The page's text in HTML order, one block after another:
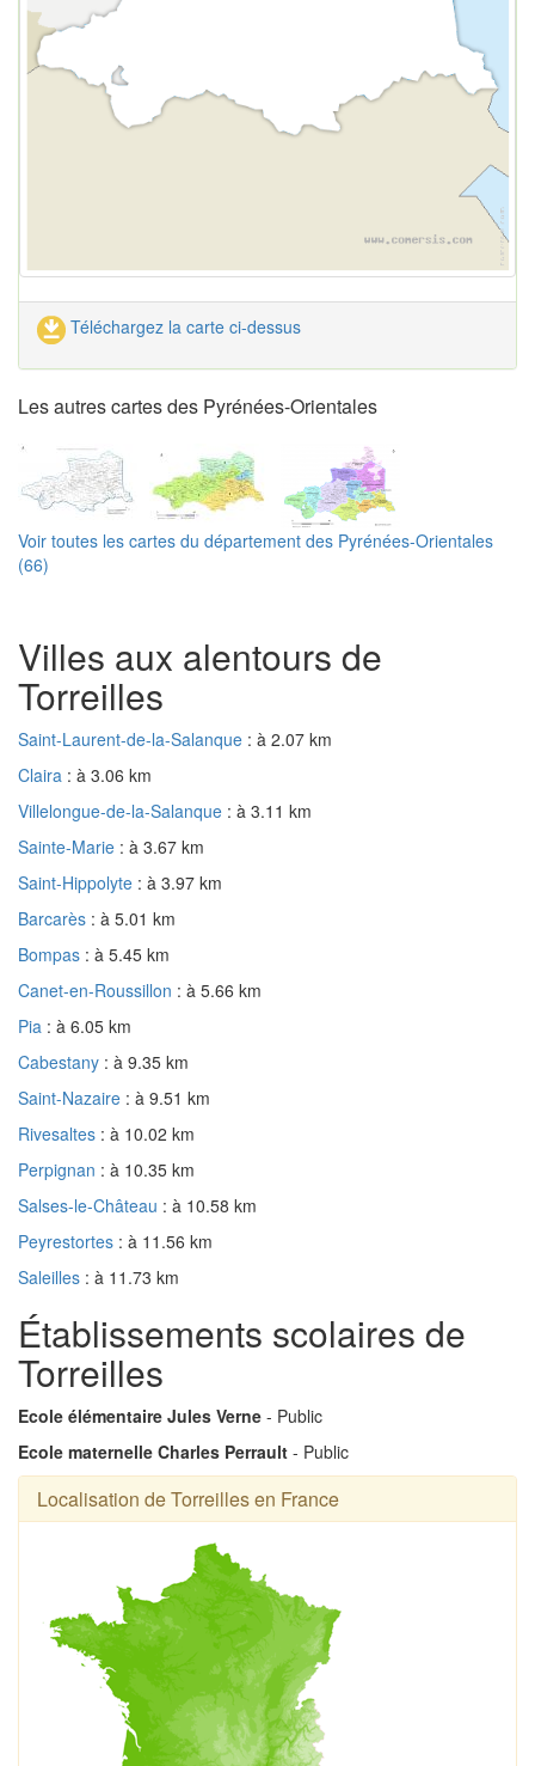
Téléchargez la carte ci-dessus
Les autres cartes des Pyrénées-Orientales
Voir toutes les cartes du département des Pyrénées-Orientales
(66)
Villes aux alentours de
Torreilles
Saint-Laurent-de-la-Salanque : à 2.07 km
Claira : à 3.06 km
Villelongue-de-la-Salanque : à 3.11 km
Sainte-Marie : à 3.67 km
Saint-Hippolyte : à 3.97 km
Barcarès : à 5.01 km
Bompas : à 5.45 km
Canet-en-Roussillon : à 5.66 km
Pia : à 6.05 km
Cabestany : à 9.35 km
Saint-Nazaire : à 9.51 km
Rivesaltes : à 10.02 km
Perpignan : à 10.35 km
Salses-le-Château : à 10.58 km
Peyrestortes : à 11.56 km
Saleilles : à 11.73 km
Établissements scolaires de
Torreilles
Ecole élémentaire Jules Verne - Public
Ecole maternelle Charles Perrault - Public
Localisation de Torreilles en France